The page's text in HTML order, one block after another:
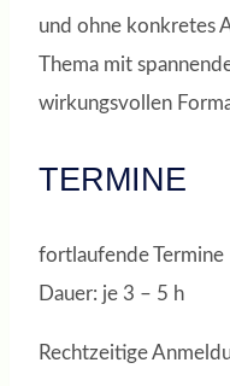
und ohne konkretes
Thema mit
wirkungsvollen
TERMINE
fortlaufende Termine
Dauer: je 3 – 5 h
Rechtzeitige